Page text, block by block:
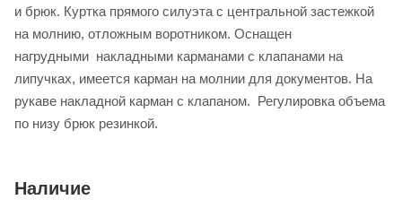
и брюк. Куртка прямого силуэта с центральной застежкой
на молнию, отложным воротником. Оснащен
нагрудными накладными карманами с клапанами на
липучках, имеется карман на молнии для документов. На
рукаве накладной карман с клапаном. Регулировка объема
по низу брюк резинкой.
Наличие